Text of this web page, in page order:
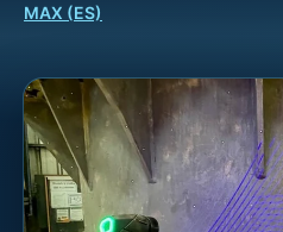
MAX (ES)